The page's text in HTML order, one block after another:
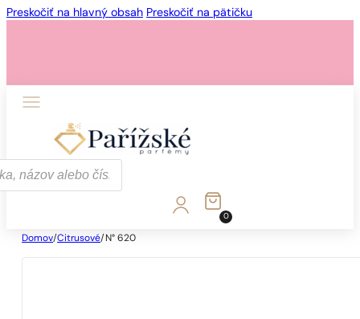
Preskočiť na hlavný obsah Preskočiť na pätičku
0
Domov/Citrusové/ N° 620